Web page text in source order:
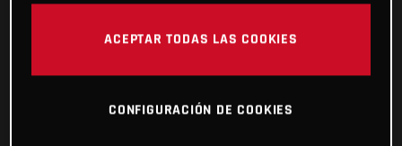
ACEPTAR TODAS LAS COOKIES
CONFIGURACIÓN DE COOKIES